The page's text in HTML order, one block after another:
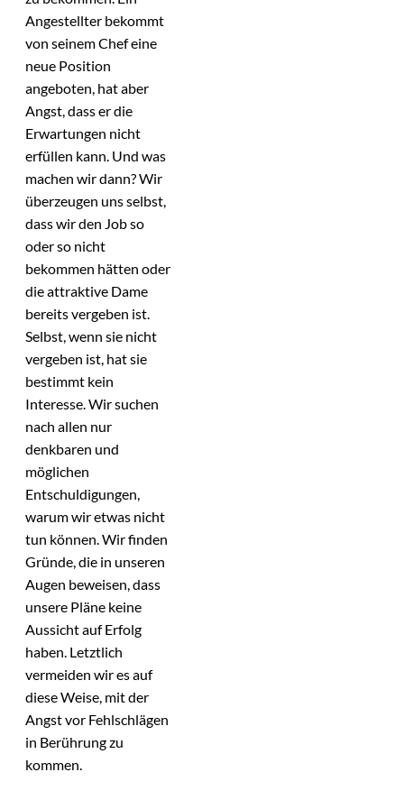
Angestellter bekommt
von seinem Chef eine
neue Position
angeboten, hat aber
Angst, dass er die
Erwartungen nicht
erfüllen kann. Und was
machen wir dann? Wir
überzeugen uns selbst,
dass wir den Job so
oder so nicht
bekommen hätten oder
die attraktive Dame
bereits vergeben ist.
Selbst, wenn sie nicht
vergeben ist, hat sie
bestimmt kein
Interesse. Wir suchen
nach allen nur
denkbaren und
möglichen
Entschuldigungen,
warum wir etwas nicht
tun können. Wir finden
Gründe, die in unseren
Augen beweisen, dass
unsere Pläne keine
Aussicht auf Erfolg
haben. Letztlich
vermeiden wir es auf
diese Weise, mit der
Angst vor Fehlschlägen
in Berührung zu
kommen.